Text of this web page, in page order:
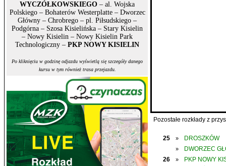
WYCZÓŁKOWSKIEGO – al. Wojska
Polskiego – Bohaterów Westerplatte – Dworzec
Główny – Chrobrego – pl. Piłsudskiego –
Podgórna – Szosa Kisielińska – Stary Kisielin
– Nowy Kisielin – Nowy Kisielin Park
Technologiczny – PKP NOWY KISIELIN
Po kliknięciu w godzinę odjazdu wyświetlą się szczegóły danego
kursu w tym również trasa przejazdu.
Pozostałe rozkłady z
25 » DROSZKÓW
»
DWORZEC
26
» PKP NOWY